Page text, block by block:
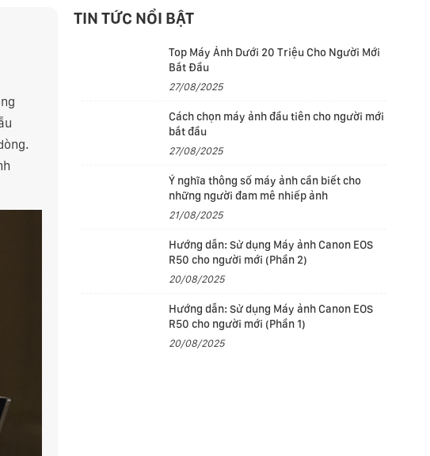
TIN TỨC NỔI BẬT
Top Máy Ảnh Dưới 20 Triệu Cho Người Mới
Bắt Đầu
27/08/2025
Cách chọn máy ảnh đầu tiên cho người mới
bắt đầu
27/08/2025
Ý nghĩa thông số máy ảnh cần biết cho
những người đam mê nhiếp ảnh
21/08/2025
Hướng dẫn: Sử dụng Máy ảnh Canon EOS
R50 cho người mới (Phần 2)
20/08/2025
Hướng dẫn: Sử dụng Máy ảnh Canon EOS
R50 cho người mới (Phần 1)
20/08/2025